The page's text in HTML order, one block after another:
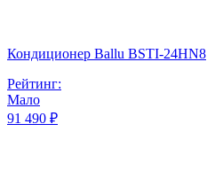
Кондиционер Ballu BSTI-24HN8
Рейтинг:
Мало
91 490 ₽